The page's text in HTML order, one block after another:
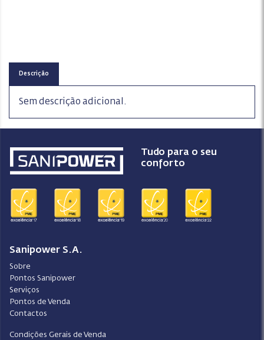
Descrição
Sem descrição adicional.
Tudo para o seu
conforto
Sanipower S.A.
Sobre
Pontos Sanipower
Serviços
Pontos de Venda
Contactos
Condições Gerais de Venda